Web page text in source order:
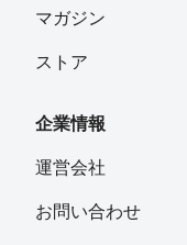
マガジン
ストア
企業情報
運営会社
お問い合わせ